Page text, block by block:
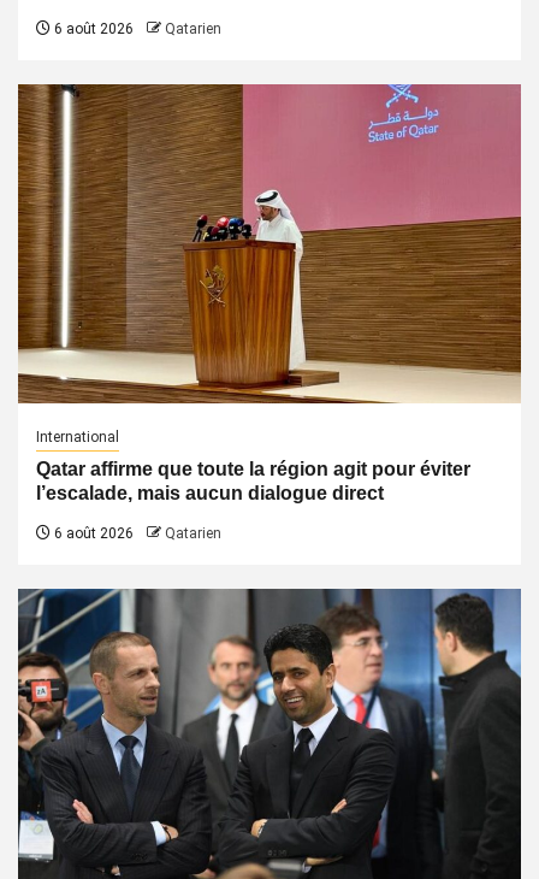
6 août 2026 Qatarien
International
Qatar affirme que toute la région agit pour éviter
l’escalade, mais aucun dialogue direct
6 août 2026 Qatarien